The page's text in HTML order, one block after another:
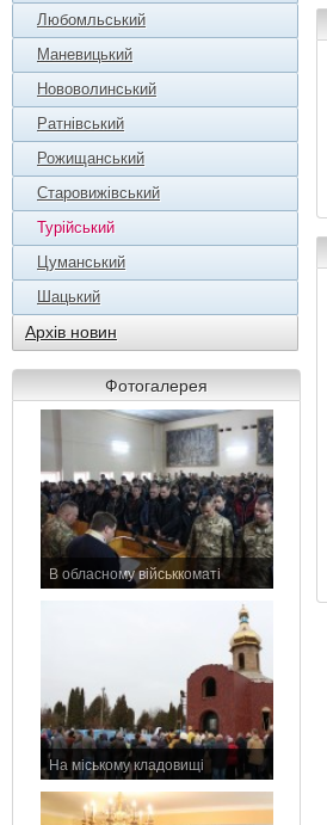
Любомльський
Маневицький
Нововолинський
Ратнівський
Рожищанський
Старовижівський
Турійський
Цуманський
Шацький
Архів новин
Фотогалерея
В обласному військкоматі
На міському кладовищі